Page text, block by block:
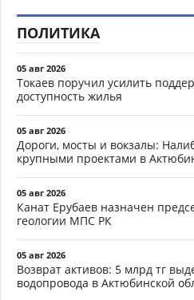
ПОЛИТИКА
05 авг 2026
Токаев поручил усилить
доступность жилья
05 авг 2026
Дороги, мосты и вокзалы:
крупными проектами в
05 авг 2026
Канат Ерубаев назначен
геологии МПС РК
05 авг 2026
Возврат активов: 5 млрд тг
водопровода в Актюбинской